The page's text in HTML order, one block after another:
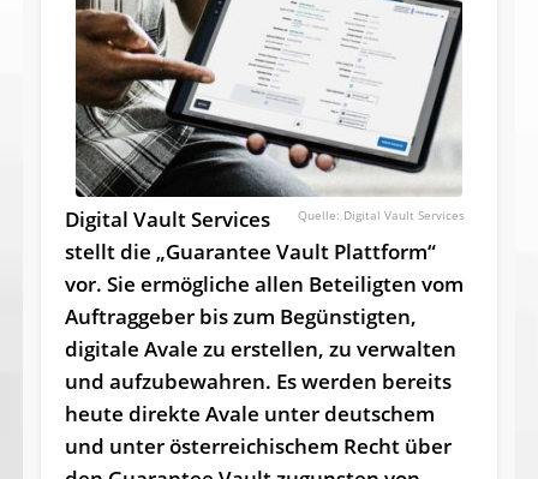
Digital Vault Services
Digital Vault Services
stellt die „Guarantee Vault Plattform“
vor. Sie ermögliche allen Beteiligten vom
Auftraggeber bis zum Begünstigten,
digitale Avale zu erstellen, zu verwalten
und aufzubewahren. Es werden bereits
heute direkte Avale unter deutschem
und unter österreichischem Recht über